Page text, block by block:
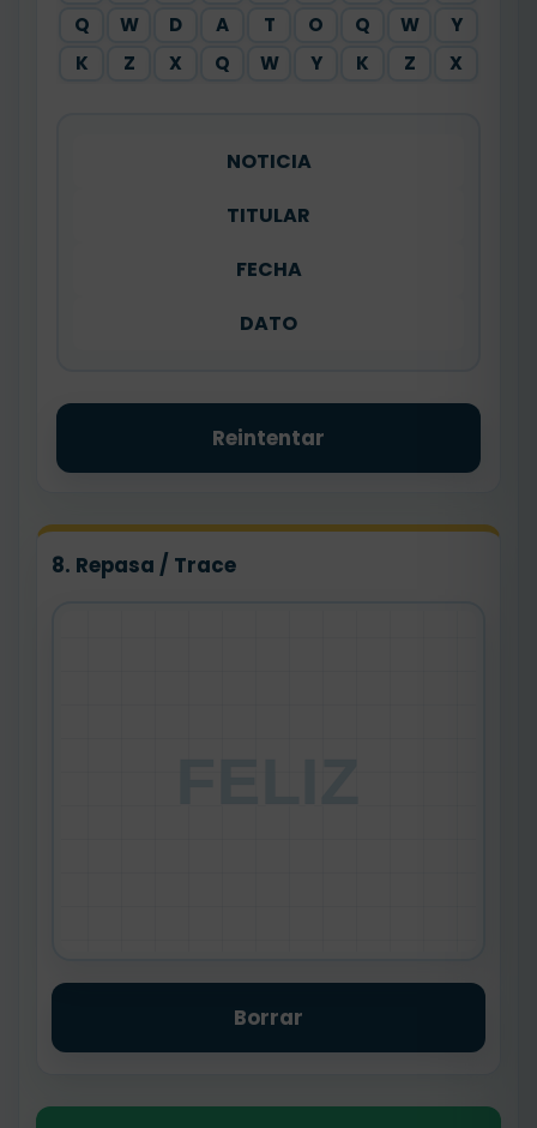
Q
W D A T O Q W
Y
K
Z X Q W Y K Z X
NOTICIA
TITULAR
FECHA
DATO
Reintentar
8. Repasa / Trace
Borrar